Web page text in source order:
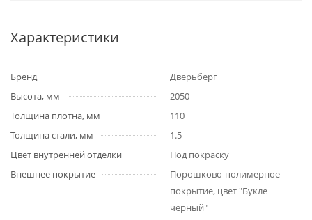
Характеристики
Бренд
Дверьберг
Высота, мм
2050
Толщина плотна, мм
110
Толщина стали, мм
1.5
Цвет внутренней отделки
Под покраску
Внешнее покрытие
Порошково-полимерное
покрытие, цвет "Букле
черный"